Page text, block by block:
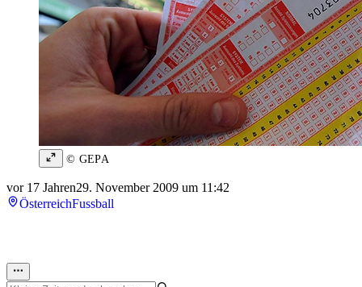
© GEPA
vor 17 Jahren29. November 2009 um 11:42
ÖsterreichFussball